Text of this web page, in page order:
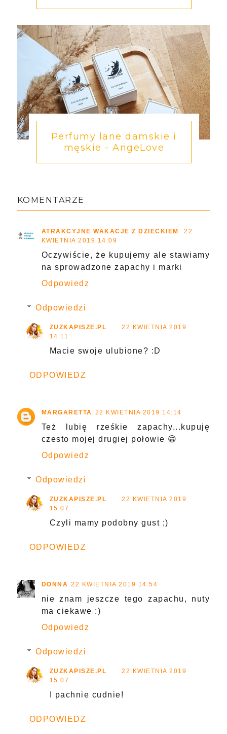
Perfumy lane damskie i
męskie - AngeLove
KOMENTARZE
ATRAKCYJNE WAKACJE Z DZIECKIEM
22
KWIETNIA 2019 14:09
Oczywiście, że kupujemy ale stawiamy
na sprowadzone zapachy i marki
Odpowiedz
Odpowiedzi
ZUZKAPISZE.PL
22 KWIETNIA 2019
14:11
Macie swoje ulubione? :D
ODPOWIEDZ
MARGARETTA 22 KWIETNIA 2019 14:14
Też lubię rześkie zapachy...kupuję
czesto mojej drugiej połowie 😁
Odpowiedz
Odpowiedzi
ZUZKAPISZE.PL
22 KWIETNIA 2019
15:07
Czyli mamy podobny gust ;)
ODPOWIEDZ
DONNA 22 KWIETNIA 2019 14:54
nie znam jeszcze tego zapachu, nuty
ma ciekawe :)
Odpowiedz
Odpowiedzi
ZUZKAPISZE.PL
22 KWIETNIA 2019
15:07
I pachnie cudnie!
ODPOWIEDZ